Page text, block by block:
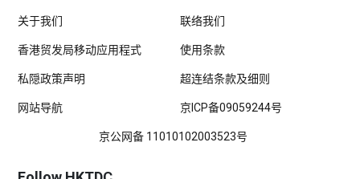
关于我们 联络我们
香港贸发局移动应用程式 使用条款
私隠政策声明 超连结条款及细则
网站导航 京ICP备09059244号
京公网备 11010102003523号